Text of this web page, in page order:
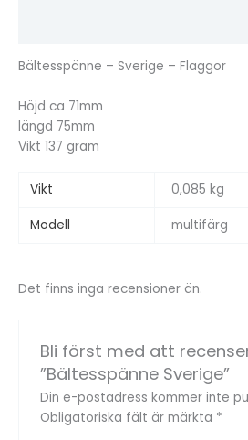
Bältesspänne – Sverige – Flaggor
Höjd ca 71mm
längd 75mm
Vikt 137 gram
Vikt 0,085 kg
Modell multifärg
Det finns inga recensioner än.
Bli först med att
”Bältesspänne Sverige”
Din e-postadress kommer inte
Obligatoriska fält är märkta *